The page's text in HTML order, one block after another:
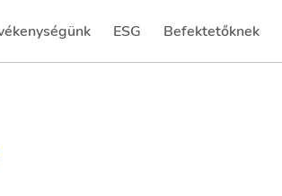
ESG Befektetőknek